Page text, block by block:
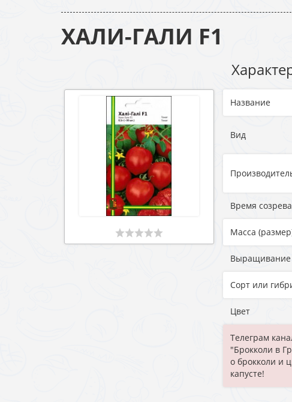
ХАЛИ-ГАЛИ F1
Название
Вид
Время
Масса
Выращивание
Сорт или
Цвет
Телеграм
"Брокколи в
о брокколи и
капусте!